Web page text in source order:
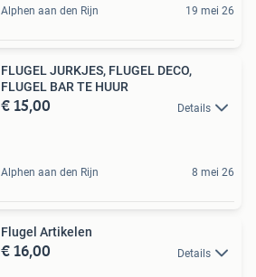
Alphen aan den Rijn 19 mei 26
FLUGEL JURKJES, FLUGEL DECO,
FLUGEL BAR TE HUUR
€ 15,00 Details
Alphen aan den Rijn 8 mei 26
Flugel Artikelen
€ 16,00 Details